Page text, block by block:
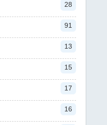
28
91
13
15
17
16